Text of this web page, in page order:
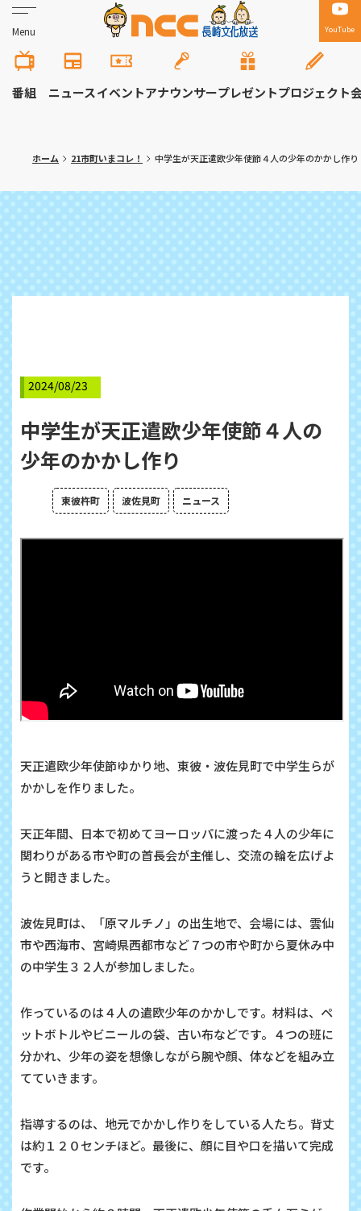
Menu YouTube
番組 ニュースイベントアナウンサープレゼントプロジェクト
ホーム 21市町いまコレ！ 中学生が天正遣欧少年使節４人の少年のかかし作り
2024/08/23
中学生が天正遣欧少年使節４人の
少年のかかし作り
東彼杵町 波佐見町 ニュース
天正遣欧少年使節ゆかり地、東彼・波佐見町で中学生らが
かかしを作りました。
天正年間、日本で初めてヨーロッパに渡った４人の少年に
関わりがある市や町の首長会が主催し、交流の輪を広げよ
うと開きました。
波佐見町は、「原マルチノ」の出生地で、会場には、雲仙
市や西海市、宮崎県西都市など７つの市や町から夏休み中
の中学生３２人が参加しました。
作っているのは４人の遣欧少年のかかしです。材料は、ペ
ットボトルやビニールの袋、古い布などです。４つの班に
分かれ、少年の姿を想像しながら腕や顔、体などを組み立
てていきます。
指導するのは、地元でかかし作りをしている人たち。背丈
は約１２０センチほど。最後に、顔に目や口を描いて完成
です。